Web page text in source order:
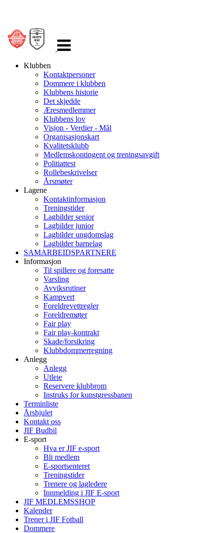
navigasjon
Klubben
Kontaktpersoner
Dommere i klubben
Klubbens historie
Det skjedde
Æresmedlemmer
Klubbens lov
Visjon - Verdier - Mål
Organisasjonskart
Kvalitetsklubb
Medlemskontingent og treningsavgift
Politiattest
Rollebeskrivelser
Årsmøter
Lagene
Kontaktinformasjon
Treningstider
Lagbilder senior
Lagbilder junior
Lagbilder ungdomslag
Lagbilder barnelag
SAMARBEIDSPARTNERE
Informasjon
Til spillere og foresatte
Varsling
Avviksrutiner
Kampvert
Foreldrevettregler
Foreldremøter
Fair play
Fair play-kontrakt
Skade/forsikring
Klubbdommerregning
Anlegg
Anlegg
Utleie
Reservere klubbrom
Instruks for kunstgressbanen
Terminliste
Årshjulet
Kontakt oss
JIF Budbil
E-sport
Hva er JIF e-sport
Bli medlem
E-sportsenteret
Treningstider
Trenere og lagledere
Innmelding i JIF E-sport
JIF MEDLEMSSHOP
Kalender
Trener i JIF Fotball
Dommere